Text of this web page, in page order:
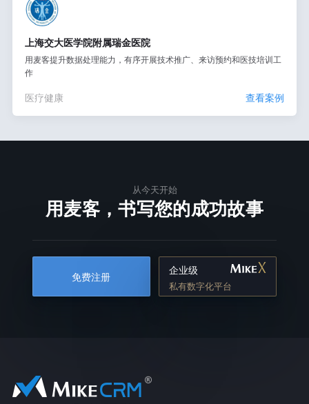
上海交大医学院附属瑞金医院
用麦客提升数据处理能力，有序开展技术推广、来访预约和医技培训工
作
医疗健康 查看案例
从今天开始
用麦客，书写您的成功故事
免费注册
企业级
私有数字化平台